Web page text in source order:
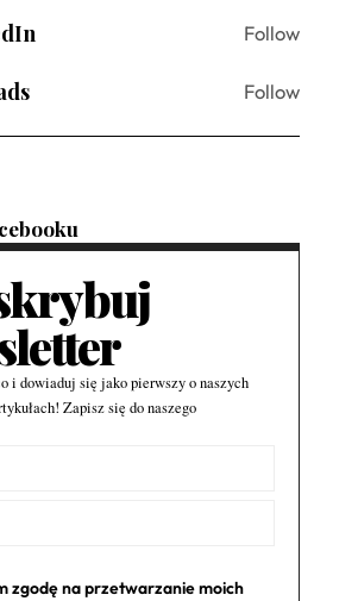
Follow
Follow
i dowiaduj się jako pierwszy o naszych
Zapisz się do naszego
zgodę na przetwarzanie moich